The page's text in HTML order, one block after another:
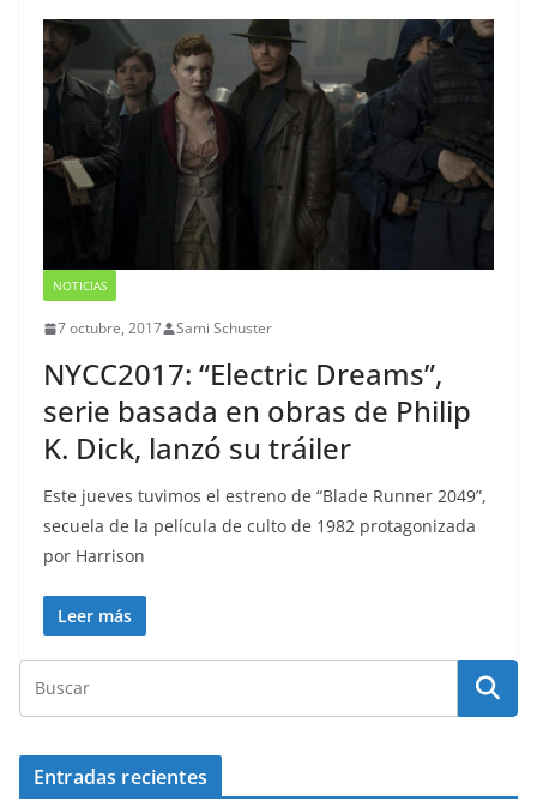
NOTICIAS
7 octubre, 2017 Sami Schuster
NYCC2017: “Electric Dreams”,
serie basada en obras de Philip
K. Dick, lanzó su tráiler
Este jueves tuvimos el estreno de “Blade Runner 2049”,
secuela de la película de culto de 1982 protagonizada
por Harrison
Leer más
Entradas recientes